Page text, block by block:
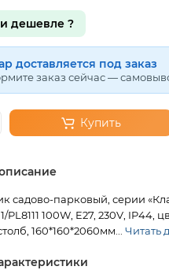
дешевле ?
доставляется под заказ
заказ сейчас —
Купить
садово-парковый, серии
PL8111 100W, E27, 230V, IP44,
160*160*2060мм... Читать